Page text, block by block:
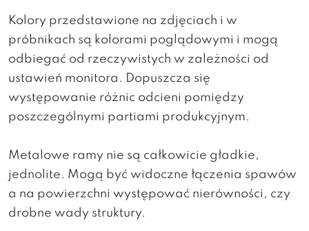
Kolory przedstawione na zdjęciach i w
próbnikach są kolorami poglądowymi i mogą
odbiegać od rzeczywistych w zależności od
ustawień monitora. Dopuszcza się
występowanie różnic odcieni pomiędzy
poszczególnymi partiami produkcyjnym.
Metalowe ramy nie są całkowicie gładkie,
jednolite. Mogą być widoczne łączenia spawów
a na powierzchni występować nierówności, czy
drobne wady struktury.